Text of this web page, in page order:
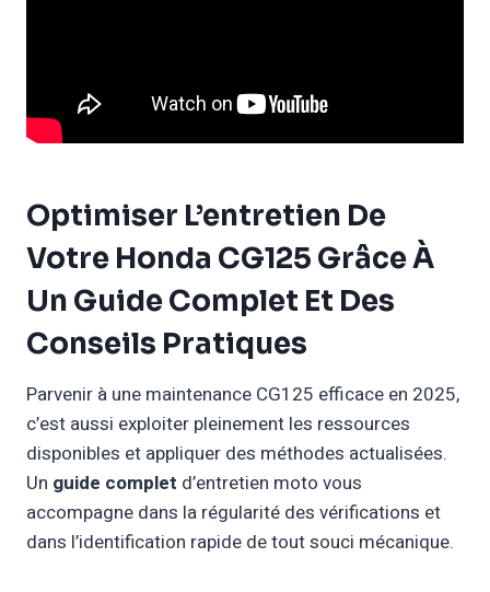
Optimiser L’entretien De
Votre Honda CG125 Grâce À
Un Guide Complet Et Des
Conseils Pratiques
Parvenir à une maintenance CG125 efficace en 2025,
c’est aussi exploiter pleinement les ressources
disponibles et appliquer des méthodes actualisées.
Un guide complet d’entretien moto vous
accompagne dans la régularité des vérifications et
dans l’identification rapide de tout souci mécanique.